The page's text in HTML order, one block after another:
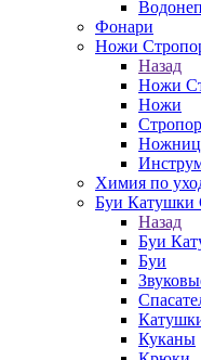
Фонари
Ножи
Назад
Ножи
Ножи
Химия по
Буи Катушки
Назад
Буи
Буи
Куканы